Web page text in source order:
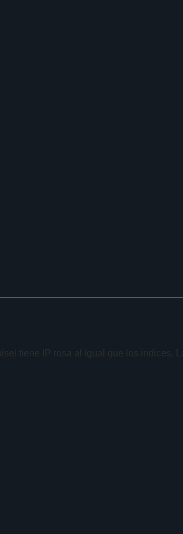
tiene IP rosa al igual que los indices.